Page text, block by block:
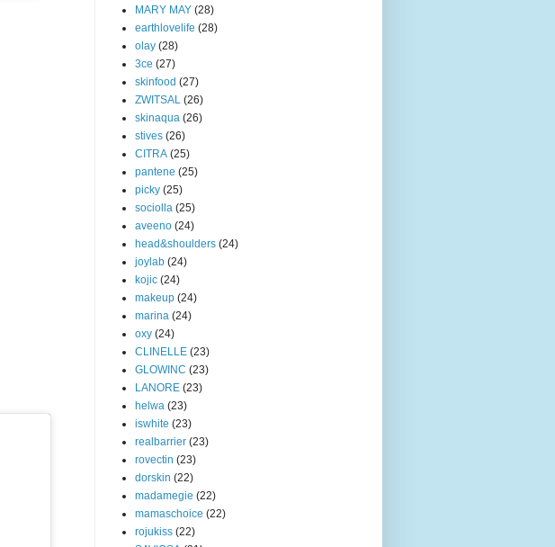
MARY MAY (28)
earthlovelife (28)
olay (28)
3ce (27)
skinfood (27)
ZWITSAL (26)
skinaqua (26)
stives (26)
CITRA (25)
pantene (25)
picky (25)
sociolla (25)
aveeno (24)
head&shoulders (24)
joylab (24)
kojic (24)
makeup (24)
marina (24)
oxy (24)
CLINELLE (23)
GLOWINC (23)
LANORE (23)
helwa (23)
iswhite (23)
realbarrier (23)
rovectin (23)
dorskin (22)
madamegie (22)
mamaschoice (22)
rojukiss (22)